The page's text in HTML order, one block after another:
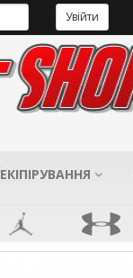
Увійти
ЕКІПІРУВАННЯ